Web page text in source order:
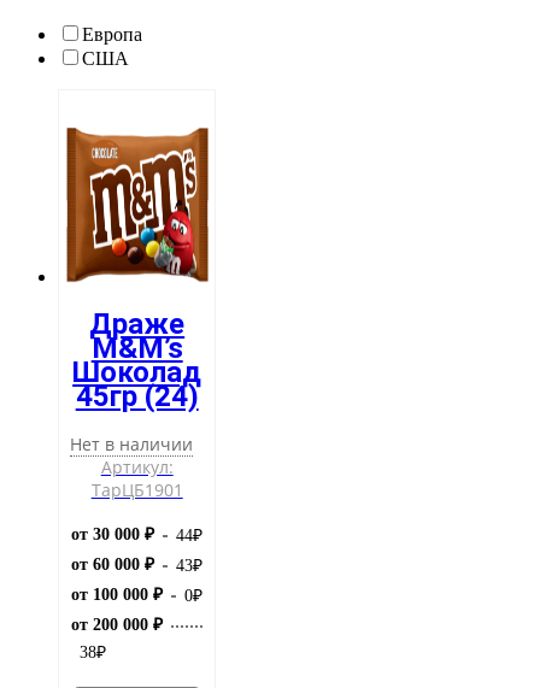
Европа
США
Драже
M&M’s
Шоколад
45гр (24)
Нет в наличии
Артикул:
ТарЦБ1901
от 30 000 ₽ 44₽
от 60 000 ₽
43₽
от 100 000 ₽
0₽
от 200 000 ₽
38₽